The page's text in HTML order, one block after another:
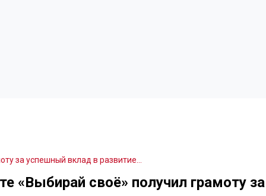
за успешный вклад в развитие…
своё» получил грамоту